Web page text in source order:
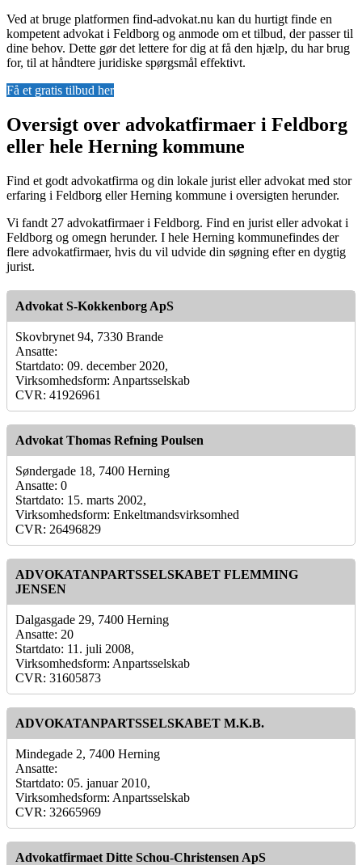
Ved at bruge platformen find-advokat.nu kan du hurtigt finde en
kompetent advokat i Feldborg og anmode om et tilbud, der passer til
dine behov. Dette gør det lettere for dig at få den hjælp, du har brug
for, til at håndtere juridiske spørgsmål effektivt.
Få et gratis tilbud her
Oversigt over advokatfirmaer i Feldborg
eller hele Herning kommune
Find et godt advokatfirma og din lokale jurist eller advokat med stor
erfaring i Feldborg eller Herning kommune i oversigten herunder.
Vi fandt 27 advokatfirmaer i Feldborg. Find en jurist eller advokat i
Feldborg og omegn herunder. I hele Herning kommunefindes der
flere advokatfirmaer, hvis du vil udvide din søgning efter en dygtig
jurist.
Advokat S-Kokkenborg ApS
Skovbrynet 94, 7330 Brande
Ansatte:
Startdato: 09. december 2020,
Virksomhedsform: Anpartsselskab
CVR: 41926961
Advokat Thomas Refning Poulsen
Søndergade 18, 7400 Herning
Ansatte: 0
Startdato: 15. marts 2002,
Virksomhedsform: Enkeltmandsvirksomhed
CVR: 26496829
ADVOKATANPARTSSELSKABET FLEMMING
JENSEN
Dalgasgade 29, 7400 Herning
Ansatte: 20
Startdato: 11. juli 2008,
Virksomhedsform: Anpartsselskab
CVR: 31605873
ADVOKATANPARTSSELSKABET M.K.B.
Mindegade 2, 7400 Herning
Ansatte:
Startdato: 05. januar 2010,
Virksomhedsform: Anpartsselskab
CVR: 32665969
Advokatfirmaet Ditte Schou-Christensen ApS